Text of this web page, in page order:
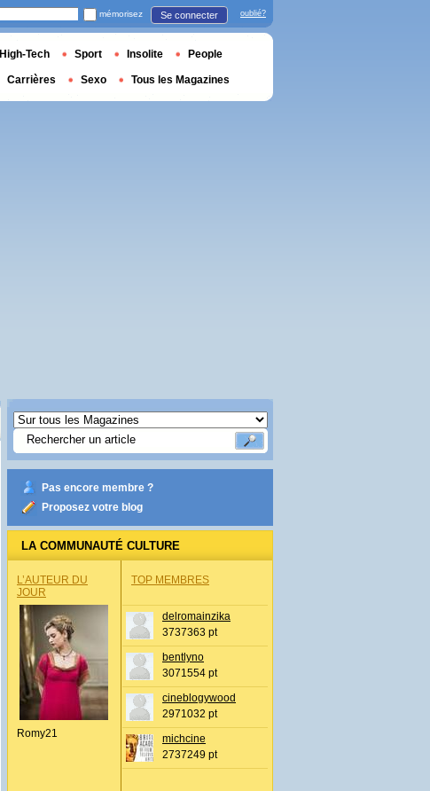
Pas encore membre ?
Proposez votre blog
LA COMMUNAUTÉ CULTURE
L’AUTEUR DU
JOUR
Romy21
TOP MEMBRES
delromainzika
3737363 pt
bentlyno
3071554 pt
cineblogywood
2971032 pt
michcine
2737249 pt
mémorisez Se connecter oublié?
High-Tech Sport Insolite People
Carrières Sexo Tous les Magazines